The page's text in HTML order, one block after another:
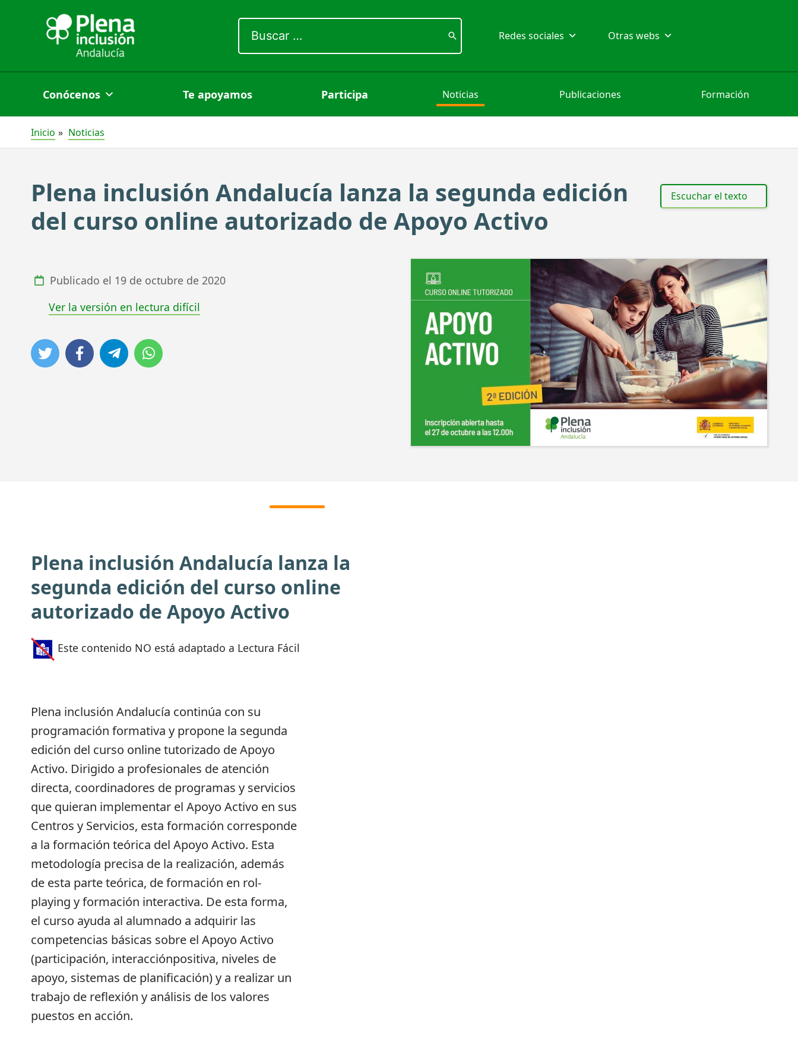
por:
Redes sociales Otras webs
Conócenos Te apoyamos Participa Noticias Publicaciones Formación
Inicio Noticias
Plena inclusión Andalucía lanza la segunda edición
del curso online autorizado de Apoyo Activo
Escuchar el texto
Publicado el 19 de octubre de 2020
Ver la versión en lectura difícil
Plena inclusión Andalucía lanza la
segunda edición del curso online
autorizado de Apoyo Activo
Este contenido NO está adaptado a Lectura Fácil
Plena inclusión Andalucía continúa con su
programación formativa y propone la segunda
edición del curso online tutorizado de Apoyo
Activo. Dirigido a profesionales de atención
directa, coordinadores de programas y servicios
que quieran implementar el Apoyo Activo en sus
Centros y Servicios, esta formación corresponde
a la formación teórica del Apoyo Activo. Esta
metodología precisa de la realización, además
de esta parte teórica, de formación en rol-
playing y formación interactiva. De esta forma,
el curso ayuda al alumnado a adquirir las
competencias básicas sobre el Apoyo Activo
(participación, interacciónpositiva, niveles de
apoyo, sistemas de planificación) y a realizar un
trabajo de reflexión y análisis de los valores
puestos en acción.